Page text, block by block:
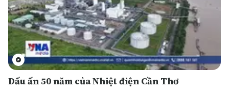
Dấu ấn 50 năm của Nhiệt điện Cần Thơ